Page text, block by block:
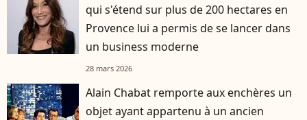
qui s'étend sur plus de 200 hectares en
Provence lui a permis de se lancer dans
un business moderne
28 mars 2026
Alain Chabat remporte aux enchères un
objet ayant appartenu à un ancien